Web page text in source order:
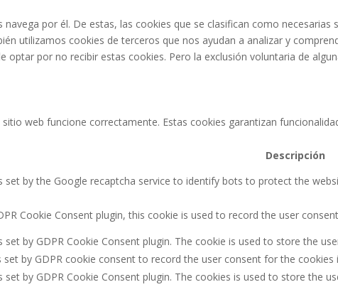
por él. De estas, las cookies que se clasifican como necesarias
utilizamos cookies de terceros que nos ayudan a analizar y
por no recibir estas cookies. Pero la exclusión voluntaria de
web funcione correctamente. Estas cookies garantizan
Descripción
set by the Google recaptcha service to identify bots to protect the
Cookie Consent plugin, this cookie is used to record the user
set by GDPR Cookie Consent plugin. The cookie is used to store the
set by GDPR cookie consent to record the user consent for the
set by GDPR Cookie Consent plugin. The cookies is used to store the